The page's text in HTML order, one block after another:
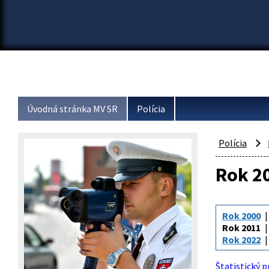
Úvodná stránka MV SR Polícia
Polícia
Rok
Rok 2000
Rok 2011
Rok 2022
Štatistický